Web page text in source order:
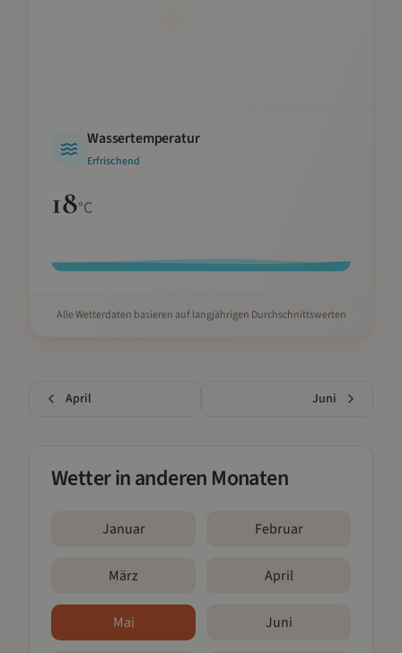
Wassertemperatur
Erfrischend
18°C
Alle Wetterdaten basieren auf langjährigen Durchschnittswerten
April Juni
Wetter in anderen Monaten
Januar Februar
März April
Mai Juni